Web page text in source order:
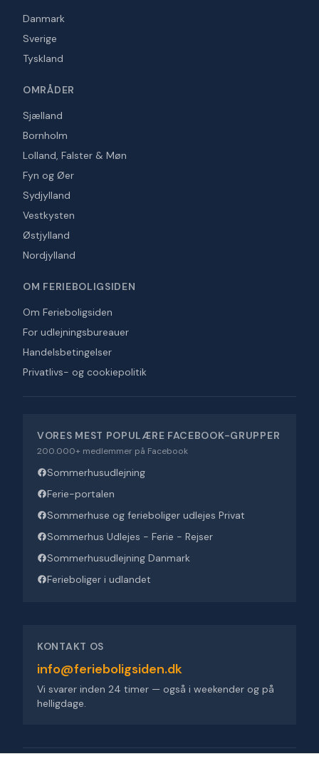
Danmark
Sverige
Tyskland
OMRÅDER
Sjælland
Bornholm
Lolland, Falster & Møn
Fyn og Øer
Sydjylland
Vestkysten
Østjylland
Nordjylland
OM FERIEBOLIGSIDEN
Om Ferieboligsiden
For udlejningsbureauer
Handelsbetingelser
Privatlivs- og cookiepolitik
VORES MEST POPULÆRE FACEBOOK-GRUPPER
200.000+ medlemmer på Facebook
Sommerhusudlejning
Ferie-portalen
Sommerhuse og ferieboliger udlejes Privat
Sommerhus Udlejes - Ferie - Rejser
Sommerhusudlejning Danmark
Ferieboliger i udlandet
KONTAKT OS
info@ferieboligsiden.dk
Vi svarer inden 24 timer — også i weekender og på
helligdage.